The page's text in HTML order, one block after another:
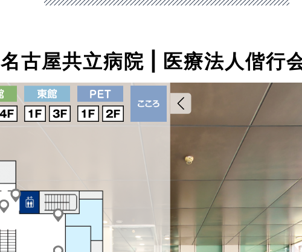
名古屋共立病院 | 医療法人偕行